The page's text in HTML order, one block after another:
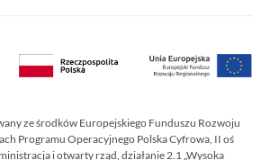
ze środków Europejskiego Funduszu Rozwoju
Programu Operacyjnego Polska Cyfrowa, II oś
i otwarty rząd, działanie 2.1 „Wysoka